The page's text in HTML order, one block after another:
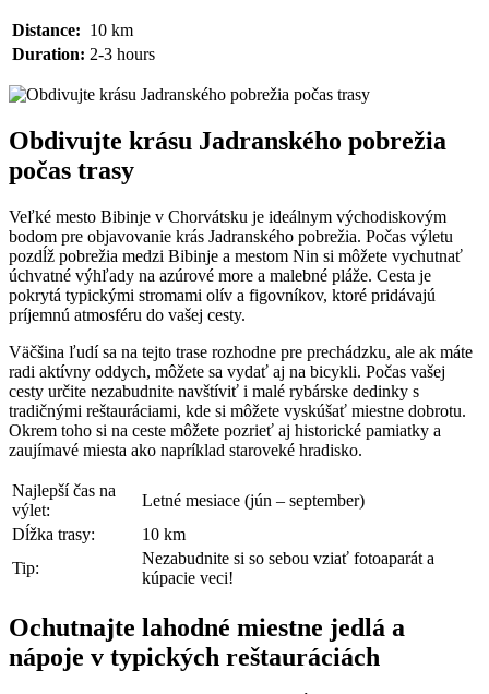
Distance: 10 km
Duration: 2-3 hours
Obdivujte krásu Jadranského pobrežia
počas trasy
Veľké mesto Bibinje v Chorvátsku je ideálnym východiskovým
bodom pre objavovanie krás Jadranského pobrežia. Počas výletu
pozdĺž pobrežia medzi Bibinje a mestom Nin si môžete vychutnať
úchvatné výhľady na azúrové more a malebné pláže. Cesta je
pokrytá typickými stromami olív a figovníkov, ktoré pridávajú
príjemnú atmosféru do vašej cesty.
Väčšina ľudí sa na tejto trase rozhodne pre prechádzku, ale ak máte
radi aktívny oddych, môžete sa vydať aj na bicykli. Počas vašej
cesty určite nezabudnite navštíviť i malé rybárske dedinky s
tradičnými reštauráciami, kde si môžete vyskúšať miestne dobrotu.
Okrem toho si na ceste môžete pozrieť aj historické pamiatky a
zaujímavé miesta ako napríklad staroveké hradisko.
Najlepší čas na
výlet:
Letné mesiace (jún – september)
Dĺžka trasy:
10 km
Tip:
Nezabudnite si so sebou vziať fotoaparát a
kúpacie veci!
Ochutnajte lahodné miestne jedlá a
nápoje v typických reštauráciách